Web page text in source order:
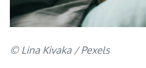
© Lina Kivaka / Pexels